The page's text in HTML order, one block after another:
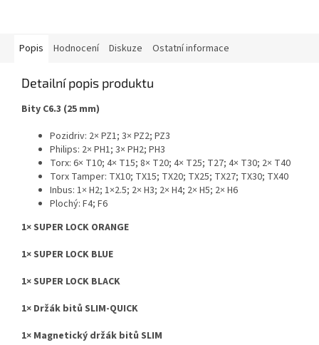
Popis Hodnocení Diskuze Ostatní informace
Detailní popis produktu
Bity C6.3 (25 mm)
Pozidriv: 2× PZ1; 3× PZ2; PZ3
Philips: 2× PH1; 3× PH2; PH3
Torx: 6× T10; 4× T15; 8× T20; 4× T25; T27; 4× T30; 2× T40
Torx Tamper: TX10; TX15; TX20; TX25; TX27; TX30; TX40
Inbus: 1× H2; 1×2.5; 2× H3; 2× H4; 2× H5; 2× H6
Plochý: F4; F6
1× SUPER LOCK ORANGE
1× SUPER LOCK BLUE
1× SUPER LOCK BLACK
1× Držák bitů SLIM-QUICK
1× Magnetický držák bitů SLIM